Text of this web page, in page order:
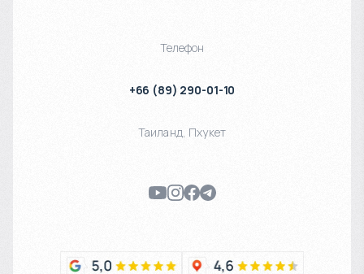
Телефон
+66 (89) 290-01-10
Таиланд, Пхукет